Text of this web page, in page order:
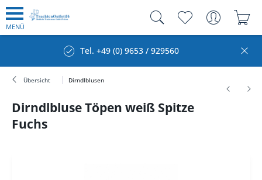
MENÜ
Tel. +49 (0) 9653 / 929560
Übersicht Dirndlblusen
Dirndlbluse Töpen weiß Spitze
Fuchs